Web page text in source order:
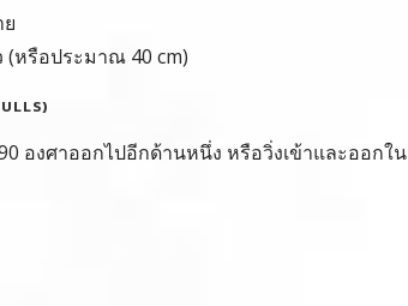
(หรือประมาณ 40 cm)
องศาออกไปอีกด้านหนึ่ง หรือวิ่งเข้าและออกใน